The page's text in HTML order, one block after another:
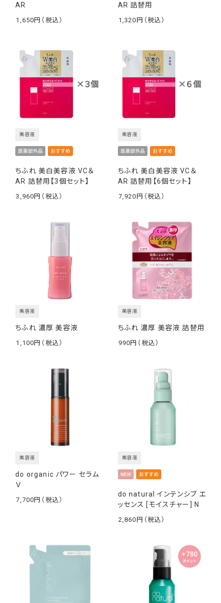
AR
1,650
AR 詰替用
1,320
ちふれ 美白美容液 VC＆
AR 詰替用【3個セット】
美容液
3,960
ちふれ 美白美容液 VC＆
AR 詰替用【6個セット】
美容液
7,920
ちふれ 濃厚 美容液
美容液
1,100
ちふれ 濃厚 美容液 詰替用
美容液
990
do organic パワー セラム
Ｖ
美容液
7,700
do natural インテンシブ エ
ッセンス [モイスチャー] N
美容液
2,860